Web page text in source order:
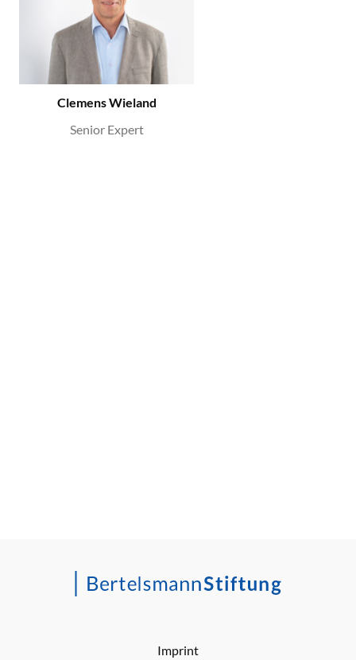
Clemens Wieland
Senior Expert
Imprint